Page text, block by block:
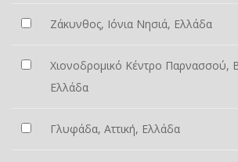
Ζάκυνθος, Ιόνια Νησιά, Ελλάδα
Χιονοδρομικό Κέντρο Παρνασσού,
Ελλάδα
Γλυφάδα, Αττική, Ελλάδα